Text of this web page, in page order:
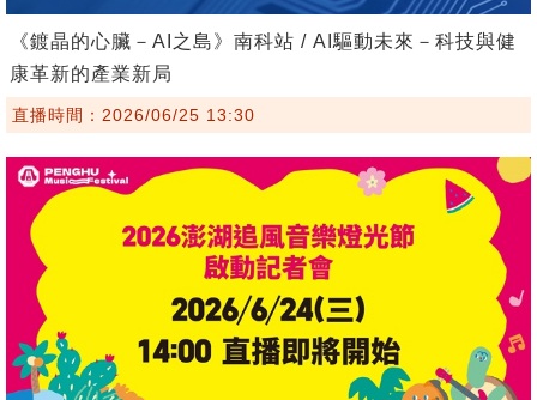
《鍍晶的心臟－AI之島》南科站 / AI驅動未來－科技與健
康革新的產業新局
直播時間：2026/06/25 13:30